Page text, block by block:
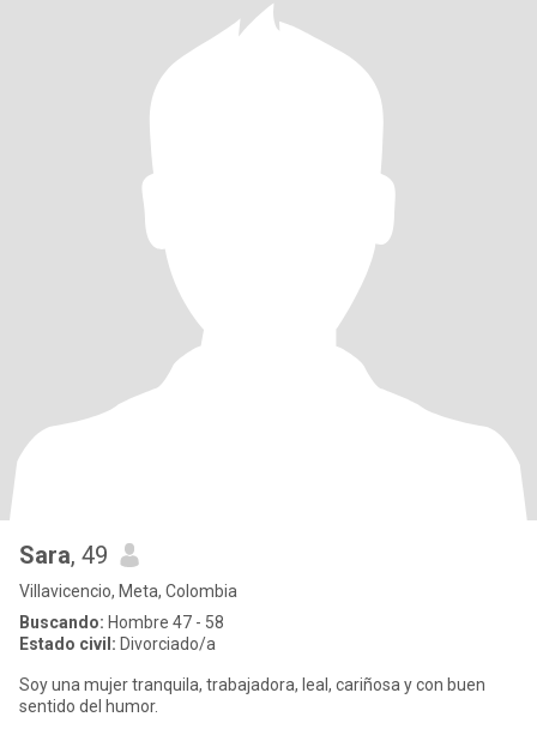
Sara, 49
Villavicencio, Meta, Colombia
Buscando: Hombre 47 - 58
Estado civil: Divorciado/a
Soy una mujer tranquila, trabajadora, leal, cariñosa y con buen
sentido del humor.